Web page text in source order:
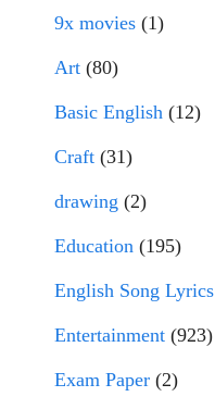
9x movies (1)
Art (80)
Basic English (12)
Craft (31)
drawing (2)
Education (195)
English Song Lyrics
Entertainment (923)
Exam Paper (2)